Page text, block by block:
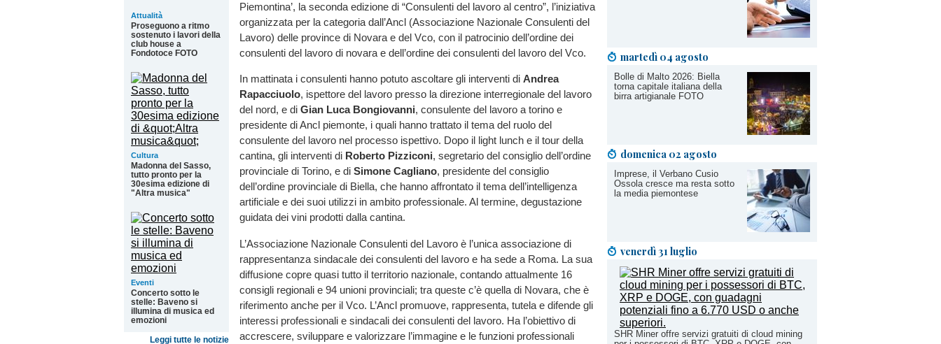
martedì 04 agosto
Bolle di Malto 2026: Biella
torna capitale italiana della
birra artigianale FOTO
domenica 02 agosto
Imprese, il Verbano Cusio
Ossola cresce ma resta sotto
la media piemontese
venerdì 31 luglio
SHR Miner offre servizi gratuiti di cloud mining
Attualità
Proseguono a ritmo
sostenuto i lavori della
club house a
Fondotoce FOTO
Cultura
Madonna del Sasso,
tutto pronto per la
30esima edizione di
"Altra musica"
Eventi
Concerto sotto le
stelle: Baveno si
illumina di musica ed
emozioni
Leggi tutte le notizie
Piemontina’, la seconda edizione di “Consulenti del lavoro al centro”, l’iniziativa
organizzata per la categoria dall’Ancl (Associazione Nazionale Consulenti del
Lavoro) delle province di Novara e del Vco, con il patrocinio dell’ordine dei
consulenti del lavoro di novara e dell’ordine dei consulenti del lavoro del Vco.
In mattinata i consulenti hanno potuto ascoltare gli interventi di Andrea
Rapacciuolo, ispettore del lavoro presso la direzione interregionale del lavoro
del nord, e di Gian Luca Bongiovanni, consulente del lavoro a torino e
presidente di Ancl piemonte, i quali hanno trattato il tema del ruolo del
consulente del lavoro nel processo ispettivo. Dopo il light lunch e il tour della
cantina, gli interventi di Roberto Pizziconi, segretario del consiglio dell’ordine
provinciale di Torino, e di Simone Cagliano, presidente del consiglio
dell’ordine provinciale di Biella, che hanno affrontato il tema dell’intelligenza
artificiale e dei suoi utilizzi in ambito professionale. Al termine, degustazione
guidata dei vini prodotti dalla cantina.
L’Associazione Nazionale Consulenti del Lavoro è l’unica associazione di
rappresentanza sindacale dei consulenti del lavoro e ha sede a Roma. La sua
diffusione copre quasi tutto il territorio nazionale, contando attualmente 16
consigli regionali e 94 unioni provinciali; tra queste c’è quella di Novara, che è
riferimento anche per il Vco. L’Ancl promuove, rappresenta, tutela e difende gli
interessi professionali e sindacali dei consulenti del lavoro. Ha l’obiettivo di
accrescere, sviluppare e valorizzare l’immagine e le funzioni professionali